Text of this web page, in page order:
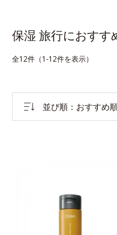
保湿 旅行におす
全12件（1-12件を表示）
並び順 おすすめ